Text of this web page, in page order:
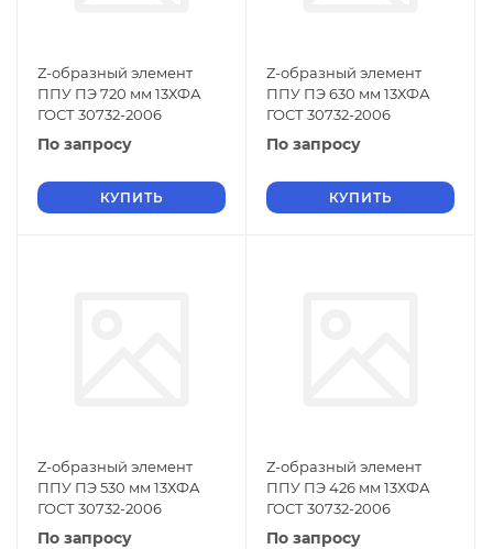
Z-образный элемент
ППУ ПЭ 720 мм 13ХФА
ГОСТ 30732-2006
По запросу
КУПИТЬ
Z-образный элемент
ППУ ПЭ 630 мм 13ХФА
ГОСТ 30732-2006
По запросу
КУПИТЬ
Z-образный элемент
ППУ ПЭ 530 мм 13ХФА
ГОСТ 30732-2006
По запросу
Z-образный элемент
ППУ ПЭ 426 мм 13ХФА
ГОСТ 30732-2006
По запросу